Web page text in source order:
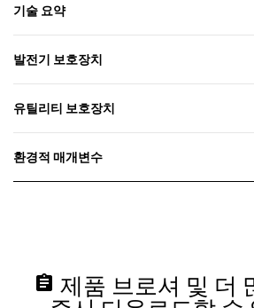
기술 요약
발전기 보호장치
유틸리티 보호장치
환경적 매개변수
assignment 제품 브로셔 및 더